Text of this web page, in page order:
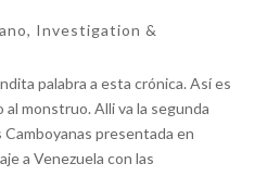
, Investigation &
palabra a esta crónica. Así es
al monstruo. Alli va la segunda
presentada en
a Venezuela con las